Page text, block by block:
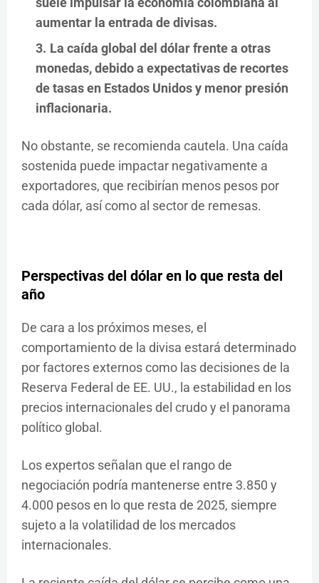
aumentar la entrada de divisas.
La caída global del dólarfrente a otras
monedas, debido a expectativas de recortes
de tasas en Estados Unidos y menor presión
inflacionaria.
No obstante, se recomienda cautela. Una caída
sostenida puede impactar negativamente a
exportadores, que recibirían menos pesos por
cada dólar, así como al sector de remesas.
Perspectivas del dólar en lo que resta del
año
De cara a los próximos meses, el
comportamiento de la divisa estará determinado
por factores externos como las decisiones de la
Reserva Federal de EE. UU., la estabilidad en los
precios internacionales del crudo y el panorama
político global.
Los expertos señalan que el rango de
negociación podría mantenerse entre 3.850 y
4.000 pesos en lo que resta de 2025, siempre
sujeto a la volatilidad de los mercados
internacionales.